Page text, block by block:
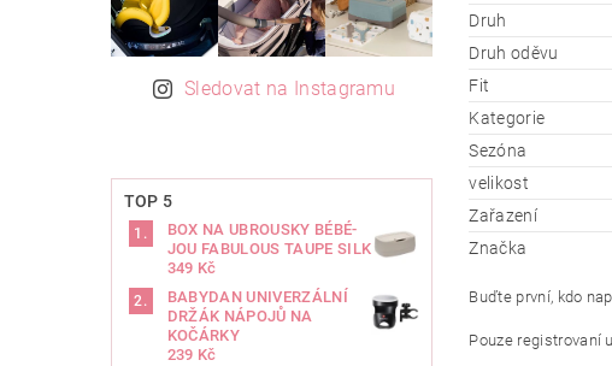
Sledovat na Instagramu
TOP 5
BOX NA UBROUSKY BÉBÉ-
JOU FABULOUS TAUPE SILK
349 Kč
BABYDAN UNIVERZÁLNÍ
DRŽÁK NÁPOJŮ NA
KOČÁRKY
239 Kč
Druh
Druh oděvu
Fit
Kategorie
Sezóna
velikost
Zařazení
Značka
Buďte první, kdo
Pouze registrovaní